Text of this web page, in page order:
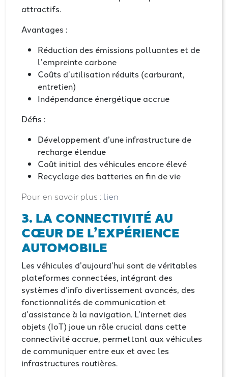
attractifs.
Avantages :
Réduction des émissions polluantes et de
l’empreinte carbone
Coûts d’utilisation réduits (carburant,
entretien)
Indépendance énergétique accrue
Défis :
Développement d’une infrastructure de
recharge étendue
Coût initial des véhicules encore élevé
Recyclage des batteries en fin de vie
Pour en savoir plus : lien
3. LA CONNECTIVITÉ AU
CŒUR DE L’EXPÉRIENCE
AUTOMOBILE
Les véhicules d’aujourd’hui sont de véritables
plateformes connectées, intégrant des
systèmes d’info divertissement avancés, des
fonctionnalités de communication et
d’assistance à la navigation. L’internet des
objets (IoT) joue un rôle crucial dans cette
connectivité accrue, permettant aux véhicules
de communiquer entre eux et avec les
infrastructures routières.